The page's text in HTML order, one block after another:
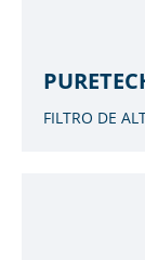
FILTRO DE